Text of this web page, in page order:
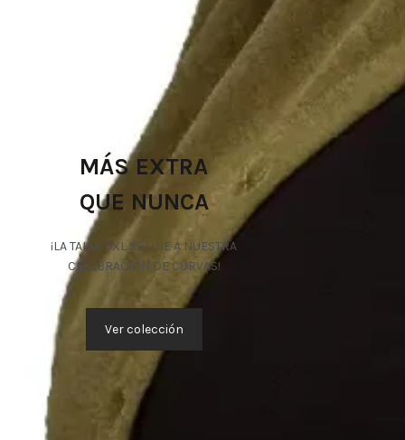
MÁS EXTRA
QUE NUNCA
¡LA TALLA 5XL SE UNE A NUESTRA
CELEBRACIÓN DE CURVAS!
Ver colección